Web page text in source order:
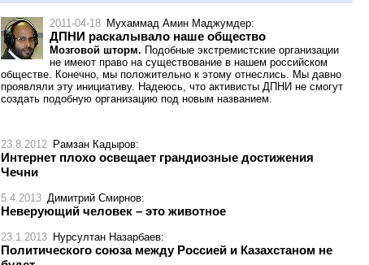
2011-04-18 Мухаммад Амин Маджумдер:
ДПНИ раскалывало наше общество
Мозговой шторм. Подобные экстремистские организации
не имеют право на существование в нашем российском
обществе. Конечно, мы положительно к этому отнеслись. Мы давно
проявляли эту инициативу. Надеюсь, что активисты ДПНИ не смогут
создать подобную организацию под новым названием.
23.8.2012 Рамзан Кадыров:
Интернет плохо освещает грандиозные достижения
Чечни
5.4.2013 Димитрий Смирнов:
Неверующий человек – это животное
23.1.2013 Нурсултан Назарбаев:
Политического союза между Россией и Казахстаном не